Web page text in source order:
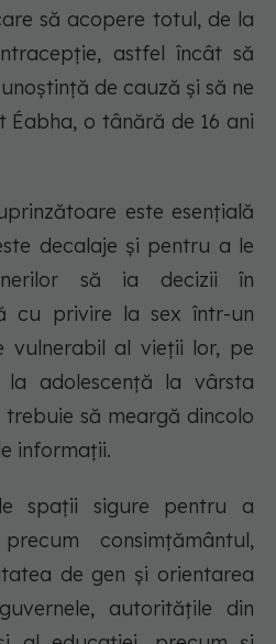
să acopere totul, de la
astfel încât să
de cauză și să ne
Éabha, o tânără de 16 ani
este esențială
decalaje și pentru a le
să ia decizii în
cu privire la sex într-un
vulnerabil al vieții lor, pe
adolescență la vârsta
să meargă dincolo
informații.
spații sigure pentru a
consimțământul,
de gen și orientarea
autoritățile din